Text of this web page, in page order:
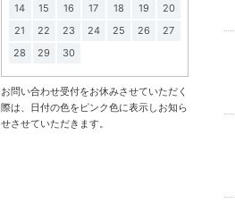
14
15 16 17 18 19
20
21
22 23 24 25 26
27
28
29 30
お問い合わせ受付をお休みさせていただく
際は、日付の色をピンク色に表示しお知ら
せさせていただきます。